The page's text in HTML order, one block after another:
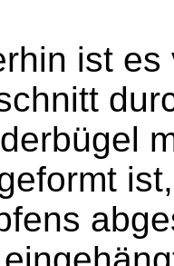
ist